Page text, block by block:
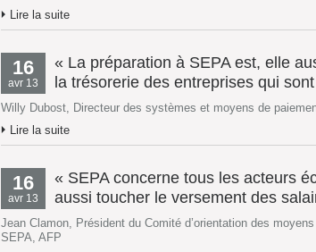
Lire la suite
16
avr 13
« La préparation à SEPA est, elle
la trésorerie des entreprises qui
Willy Dubost, Directeur des systèmes et moyens de
Lire la suite
16
avr 13
« SEPA concerne tous les acteurs
aussi toucher le versement des
Jean Clamon, Président du Comité d’orientation des
SEPA, AFP